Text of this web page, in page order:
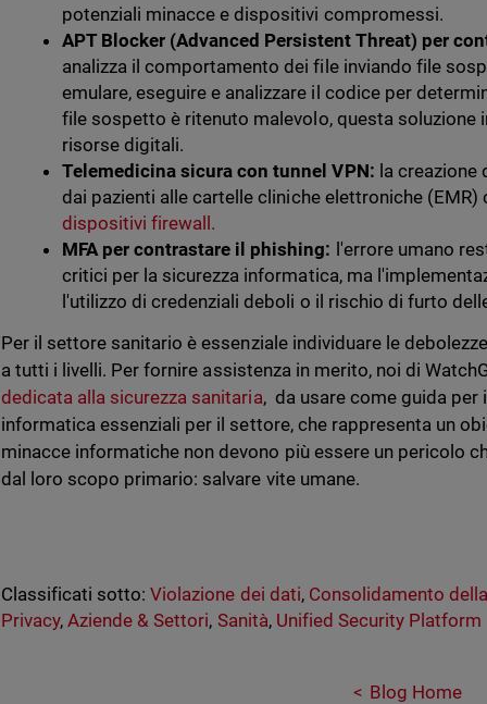
potenziali minacce e dispositivi compromessi.
APT Blocker (Advanced Persistent Threat) per
analizza il comportamento dei file inviando file
emulare, eseguire e analizzare il codice per
file sospetto è ritenuto malevolo, questa soluzione
risorse digitali.
Telemedicina sicura con tunnel VPN: la creazione
dai pazienti alle cartelle cliniche elettroniche
dispositivi firewall.
MFA per contrastare il phishing: l'errore umano
critici per la sicurezza informatica, ma
l'utilizzo di credenziali deboli o il rischio di furto
Per il settore sanitario è essenziale individuare le
a tutti i livelli. Per fornire assistenza in merito, noi di
dedicata alla sicurezza sanitaria, da usare come guida
informatica essenziali per il settore, che rappresenta un
minacce informatiche non devono più essere un pericolo
dal loro scopo primario: salvare vite umane.
Classificati sotto: Violazione dei dati, Consolidamento
Privacy,Aziende & Settori, Sanità, Unified Security Platform
Blog Home